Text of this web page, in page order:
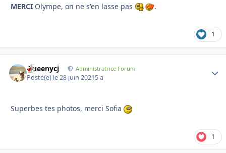
MERCI Olympe, on ne s'en lasse pas .
1
Queenycj Administratrice Forum
Posté(e) le 28 juin 20215 a
Superbes tes photos, merci Sofia
1